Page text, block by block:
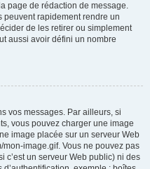
page de rédaction de message.
peuvent rapidement rendre un
de les retirer ou simplement
aussi avoir défini un nombre
vos messages. Par ailleurs, si
vous pouvez charger une image
image placée sur un serveur Web
image.gif. Vous ne pouvez pas
c’est un serveur Web public) ni des